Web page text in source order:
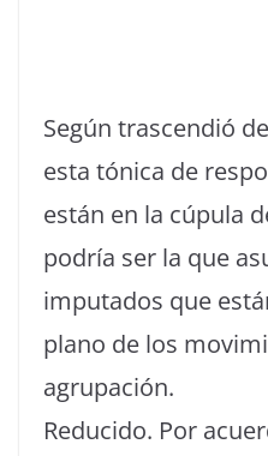
Según trascendió
esta tónica de
están en la cúpula
podría ser la que
imputados que
plano de los
agrupación.
Reducido. Por